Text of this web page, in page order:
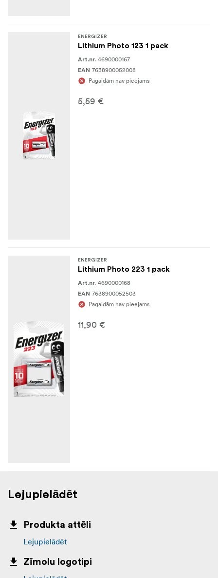
ENERGIZER
Lithium Photo 123 1 pack
Art.nr. 4690000167
EAN 7638900052008
Pagaidām nav pieejams
5,59 €
ENERGIZER
Lithium Photo 223 1 pack
Art.nr. 4690000168
EAN 7638900052503
Pagaidām nav pieejams
11,90 €
Lejupielādēt
Produkta attēli
Lejupielādēt
Zīmolu logotipi